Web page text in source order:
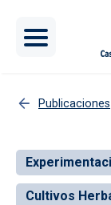
Publicaciones
Cultivos